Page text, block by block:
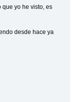
que yo he visto, es
desde hace ya